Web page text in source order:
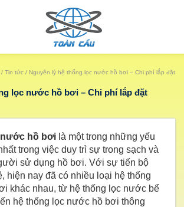
/ Tin tức / Nguyên lý hệ thống lọc nước hồ bơi – Chi phí lắp đặt
lọc nước hồ bơi – Chi phí lắp đặt
nước hồ bơi là một trong những yếu
trong việc duy trì sự trong sạch và
sử dụng hồ bơi. Với sự tiến bộ
hiện nay đã có nhiều loại hệ thống
khác nhau, từ hệ thống lọc nước bể
hệ thống lọc nước hồ bơi thông